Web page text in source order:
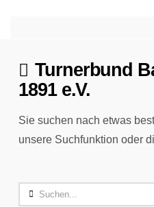
Turnerbund
1891 e.V.
Sie suchen nach etwas
unsere Suchfunktion oder
Search